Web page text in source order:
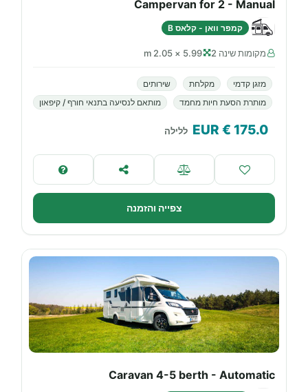
Campervan for 2 - Manual
קמפר וואן - קלאס B
מקומות שינה 2 5.99 × 2.05 m
מזגן קדמי מקלחת
שירותים
מותרת הסעת חיות מחמד
מותאם לנסיעה בתנאי חורף / קיפאון
175.0
€ EUR ללילה
צפייה והזמנה
Caravan 4-5 berth - Automatic